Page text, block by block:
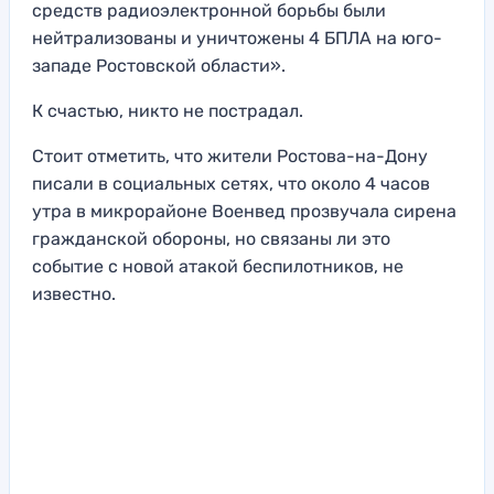
средств радиоэлектронной борьбы были
нейтрализованы и уничтожены 4 БПЛА на юго-
западе Ростовской области».
К счастью, никто не пострадал.
Стоит отметить, что жители Ростова-на-Дону
писали в социальных сетях, что около 4 часов
утра в микрорайоне Военвед прозвучала сирена
гражданской обороны, но связаны ли это
событие с новой атакой беспилотников, не
известно.